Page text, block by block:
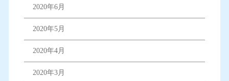
2020年6月
2020年5月
2020年4月
2020年3月